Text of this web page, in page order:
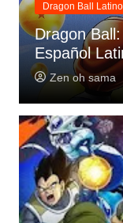
Dragon Ball Latino
Dragon
Español
Zen oh sama